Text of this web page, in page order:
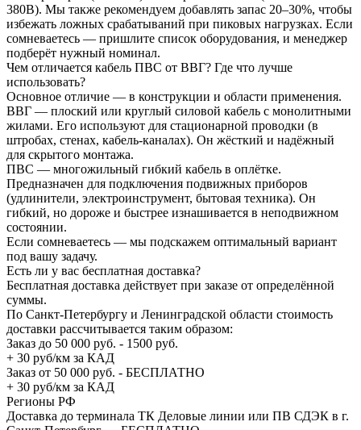
380В). Мы также рекомендуем добавлять запас 20–30%, чтобы
избежать ложных срабатываний при пиковых нагрузках. Если
сомневаетесь — пришлите список оборудования, и менеджер
подберёт нужный номинал.
Чем отличается кабель ПВС от ВВГ? Где что лучше
использовать?
Основное отличие — в конструкции и области применения.
ВВГ — плоский или круглый силовой кабель с монолитными
жилами. Его используют для стационарной проводки (в
штробах, стенах, кабель-каналах). Он жёсткий и надёжный
для скрытого монтажа.
ПВС — многожильный гибкий кабель в оплётке.
Предназначен для подключения подвижных приборов
(удлинители, электроинструмент, бытовая техника). Он
гибкий, но дороже и быстрее изнашивается в неподвижном
состоянии.
Если сомневаетесь — мы подскажем оптимальный вариант
под вашу задачу.
Есть ли у вас бесплатная доставка?
Бесплатная доставка действует при заказе от определённой
суммы.
По Санкт-Петербургу и Ленинградской области стоимость
доставки рассчитывается таким образом:
Заказ до 50 000 руб. - 1500 руб.
+ 30 руб/км за КАД
Заказ от 50 000 руб. - БЕСПЛАТНО
+ 30 руб/км за КАД
Регионы РФ
Доставка до терминала ТК Деловые линии или ПВ СДЭК в г.